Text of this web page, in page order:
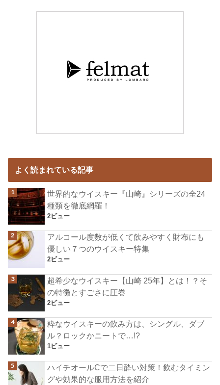
よく読まれている記事
世界的なウイスキー『山崎』シリーズの全24
種類を徹底網羅！
2ビュー
アルコール度数が低くて飲みやすく財布にも
優しい７つのウイスキー特集
2ビュー
超希少なウイスキー【山崎 25年】とは！？そ
の特徴とすごさに圧巻
2ビュー
粋なウイスキーの飲み方は、シングル、ダブ
ル？ロックかニートで…!?
1ビュー
ハイチオールCで二日酔い対策！飲むタイミン
グや効果的な服用方法を紹介